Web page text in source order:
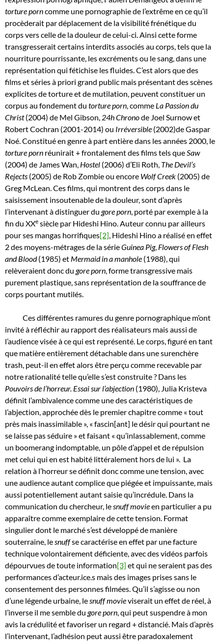
torture porncomme une pornographie de l’extrême en ce qu’il
procèderait par déplacement de la visibilité frénétique du
corps vers celle de la douleur de celui-ci. Ainsi cette forme
transgresserait certains interdits associés au corps, tels que la
nourriture pourrissante, les excréments ou le sang, dans une
représentation qui fétichise les fluides. C’est alors que des
films et séries à priori grand public mais présentant des scènes
explicites de torture et de mutilation, peuvent constituer un
corpus au fondement du torture porn, comme La Passion du
Christ(2004) de Mel Gibson, 24h Chronode Joel Surnow et
Robert Cochran (2001-2014) ou Irréversible (2002)de Gaspar
Noé. Constitué en genre à part entière dans les années 2000, le
torture porn réunirait + frontalement des films tels queSaw
(2004) de James Wan, Hostel (2006) d’Eli Roth, The Devil’s
Rejects (2005) de Rob Zombie ou encore Wolf Creek (2005) de
Greg McLean. Ces films, qui montrent des corps dans le
saisissement insoutenable de la douleur, sont d’après
l’intervenant à distinguer du gore porn, porté par exemple à la
fin du XXe siècle par Hideshi Hino. Auteur connu par ailleurs
pour ses mangas horrifiques[2], Hideshi Hino a réalisé en effet
2 des moyens-métrages de la sérieGuinea Pig, Flowers of Flesh
and Blood(1985) et Mermaid in a manhole (1988), qui
relèveraient donc du gore porn, forme transgressive mais
purement plastique, sans représentation de la souffrance de
corps pourtant mutilés.
Ces différentes ramures du genre pornographique m’ont
invité à réfléchir au rapport des réalisateurs mais aussi de
l’audience visée à ce qui est représenté. Le corps, figuré en tant
que matière entièrement détachable dans une surenchère
trash, peut-il en effet alors être perçu comme recevable par
notre rationalité telle qu’elle s’est construite ? Dans les
Pouvoirs de l’horreur. Essai sur l’abjection (1980), Julia Kristeva
définit l’ambivalence comme une des caractéristiques de
l’abjection, approchée dès le premier chapitre comme « tout
près mais inassimilable », « fascin[ant] le désir qui pourtant ne
se laisse pas séduire » et faisant « qu’inlassablement, comme
un boomerang indomptable, un pôle d’appel et de répulsion
met celui qui en est habité littéralement hors de lui ». La
relation à l’horreur se définit donc comme une tension, avec
une audience autant complice que piégée et impuissante, mais
aussi potentiellement autant saisie qu’incrédule. Dans la
communication du chercheur, lesnuff movieen particulier a pu
apparaître comme exemplaire de cette tension. Format
singulier dont le marché s’est développé de manière
souterraine, lesnuffse caractérise en effet par une facture
technique volontairement déficiente, avec des vidéos parfois
dépourvues de toute information[3] et qui ne seraient pas des
performances d’acteur.ice.s mais des images prises sans le
consentement des personnes filmées. Qu’il s’agisse ou non
d’une légende urbaine, lesnuff movieviserait un effet de réel, à
l’inverse il me semble du gore porn, qui peut suspendre à mon
avis la crédulité et favoriser un regard + distancié. Mais d’après
l’intervenant, l’adhésion peut aussi être paradoxalement